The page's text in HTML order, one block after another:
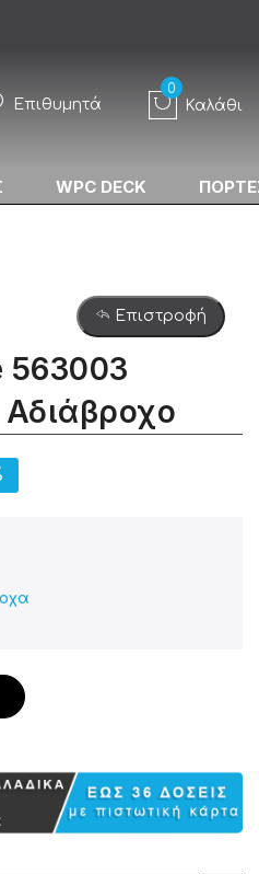
Επιθυμητά Καλάθι
WPC DECK
Επιστροφή
563003